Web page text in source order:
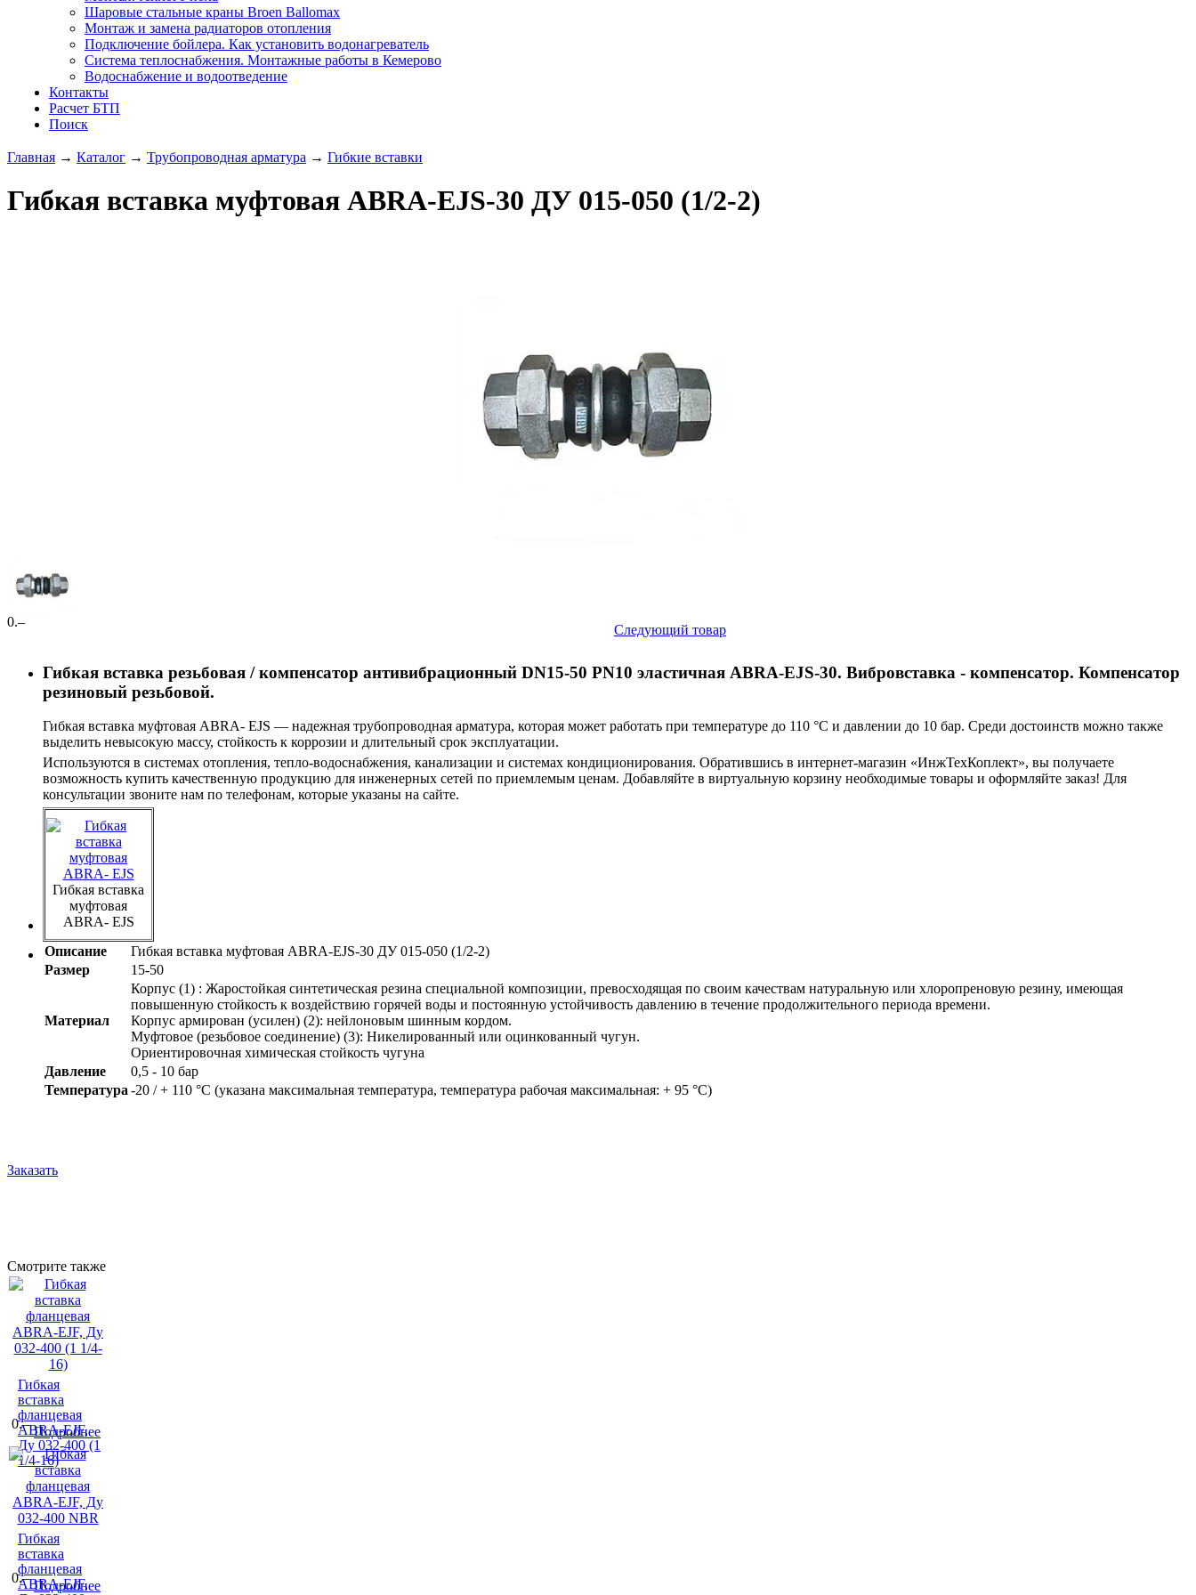
Шаровые стальные краны Broen Ballomax
Монтаж и замена радиаторов отопления
Подключение бойлера. Как установить водонагреватель
Система теплоснабжения. Монтажные работы в Кемерово
Водоснабжение и водоотведение
Контакты
Расчет БТП
Поиск
Главная → Каталог → Трубопроводная арматура → Гибкие вставки
Гибкая вставка муфтовая ABRA-EJS-30 ДУ 015-050 (1/2-2)
Следующий товар
0.–
Гибкая вставка резьбовая / компенсатор антивибрационный DN15-50 PN10 эластичная ABRA-EJS-30. Вибровставка - компенсатор. Компенсатор
резиновый резьбовой.
Гибкая вставка муфтовая ABRA- EJS — надежная трубопроводная арматура, которая может работать при температуре до 110 °С и давлении до 10 бар. Среди достоинств можно также
выделить невысокую массу, стойкость к коррозии и длительный срок эксплуатации.
Используются в системах отопления, тепло-водоснабжения, канализации и системах кондиционирования. Обратившись в интернет-магазин «ИнжТехКоплект», вы получаете
возможность купить качественную продукцию для инженерных сетей по приемлемым ценам. Добавляйте в виртуальную корзину необходимые товары и оформляйте заказ! Для
консультации звоните нам по телефонам, которые указаны на сайте.
Гибкая вставка
муфтовая
ABRA- EJS
Описание
Гибкая вставка муфтовая ABRA-EJS-30 ДУ 015-050 (1/2-2)
Размер
15-50
Материал
Корпус (1) : Жаростойкая синтетическая резина специальной композиции, превосходящая по своим качествам натуральную или хлоропреновую резину, имеющая
повышенную стойкость к воздействию горячей воды и постоянную устойчивость давлению в течение продолжительного периода времени.
Корпус армирован (усилен) (2): нейлоновым шинным кордом.
Муфтовое (резьбовое соединение) (3): Никелированный или оцинкованный чугун.
Ориентировочная химическая стойкость чугуна
Давление
0,5 - 10 бар
Температура -20 / + 110 °C (указана максимальная температура, температура рабочая максимальная: + 95 °C)
Заказать
Смотрите также
Гибкая
вставка
фланцевая
ABRA-EJF,
Ду 032-400 (1
1/4-16)
0.–
Подробнее
Гибкая
вставка
фланцевая
ABRA-EJF,
0.–
Подробнее